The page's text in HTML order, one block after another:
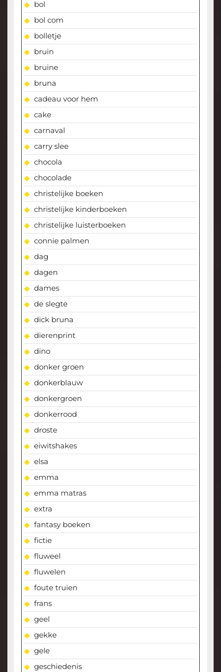
bol
bol com
bolletje
bruin
bruine
bruna
cadeau voor hem
cake
carnaval
carry slee
chocola
chocolade
christelijke boeken
christelijke kinderboeken
christelijke luisterboeken
connie palmen
dag
dagen
dames
de slegte
dick bruna
dierenprint
dino
donker groen
donkerblauw
donkergroen
donkerrood
droste
eiwitshakes
elsa
emma
emma matras
extra
fantasy boeken
fictie
fluweel
fluwelen
foute truien
frans
geel
gekke
gele
geschiedenis